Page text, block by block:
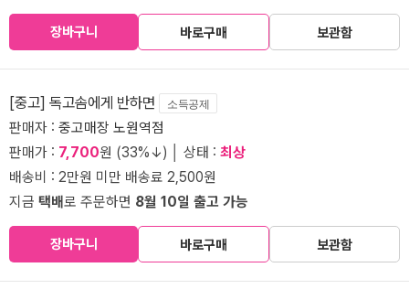
장바구니 바로구매 보관함
[중고] 독고솜에게 반하면 소득공제
판매자 : 중고매장 노원역점
판매가 : 7,700원 (33%↓) │ 상태 : 최상
배송비 : 2만원 미만 배송료 2,500원
지금 택배로 주문하면 8월 10일 출고 가능
장바구니 바로구매 보관함